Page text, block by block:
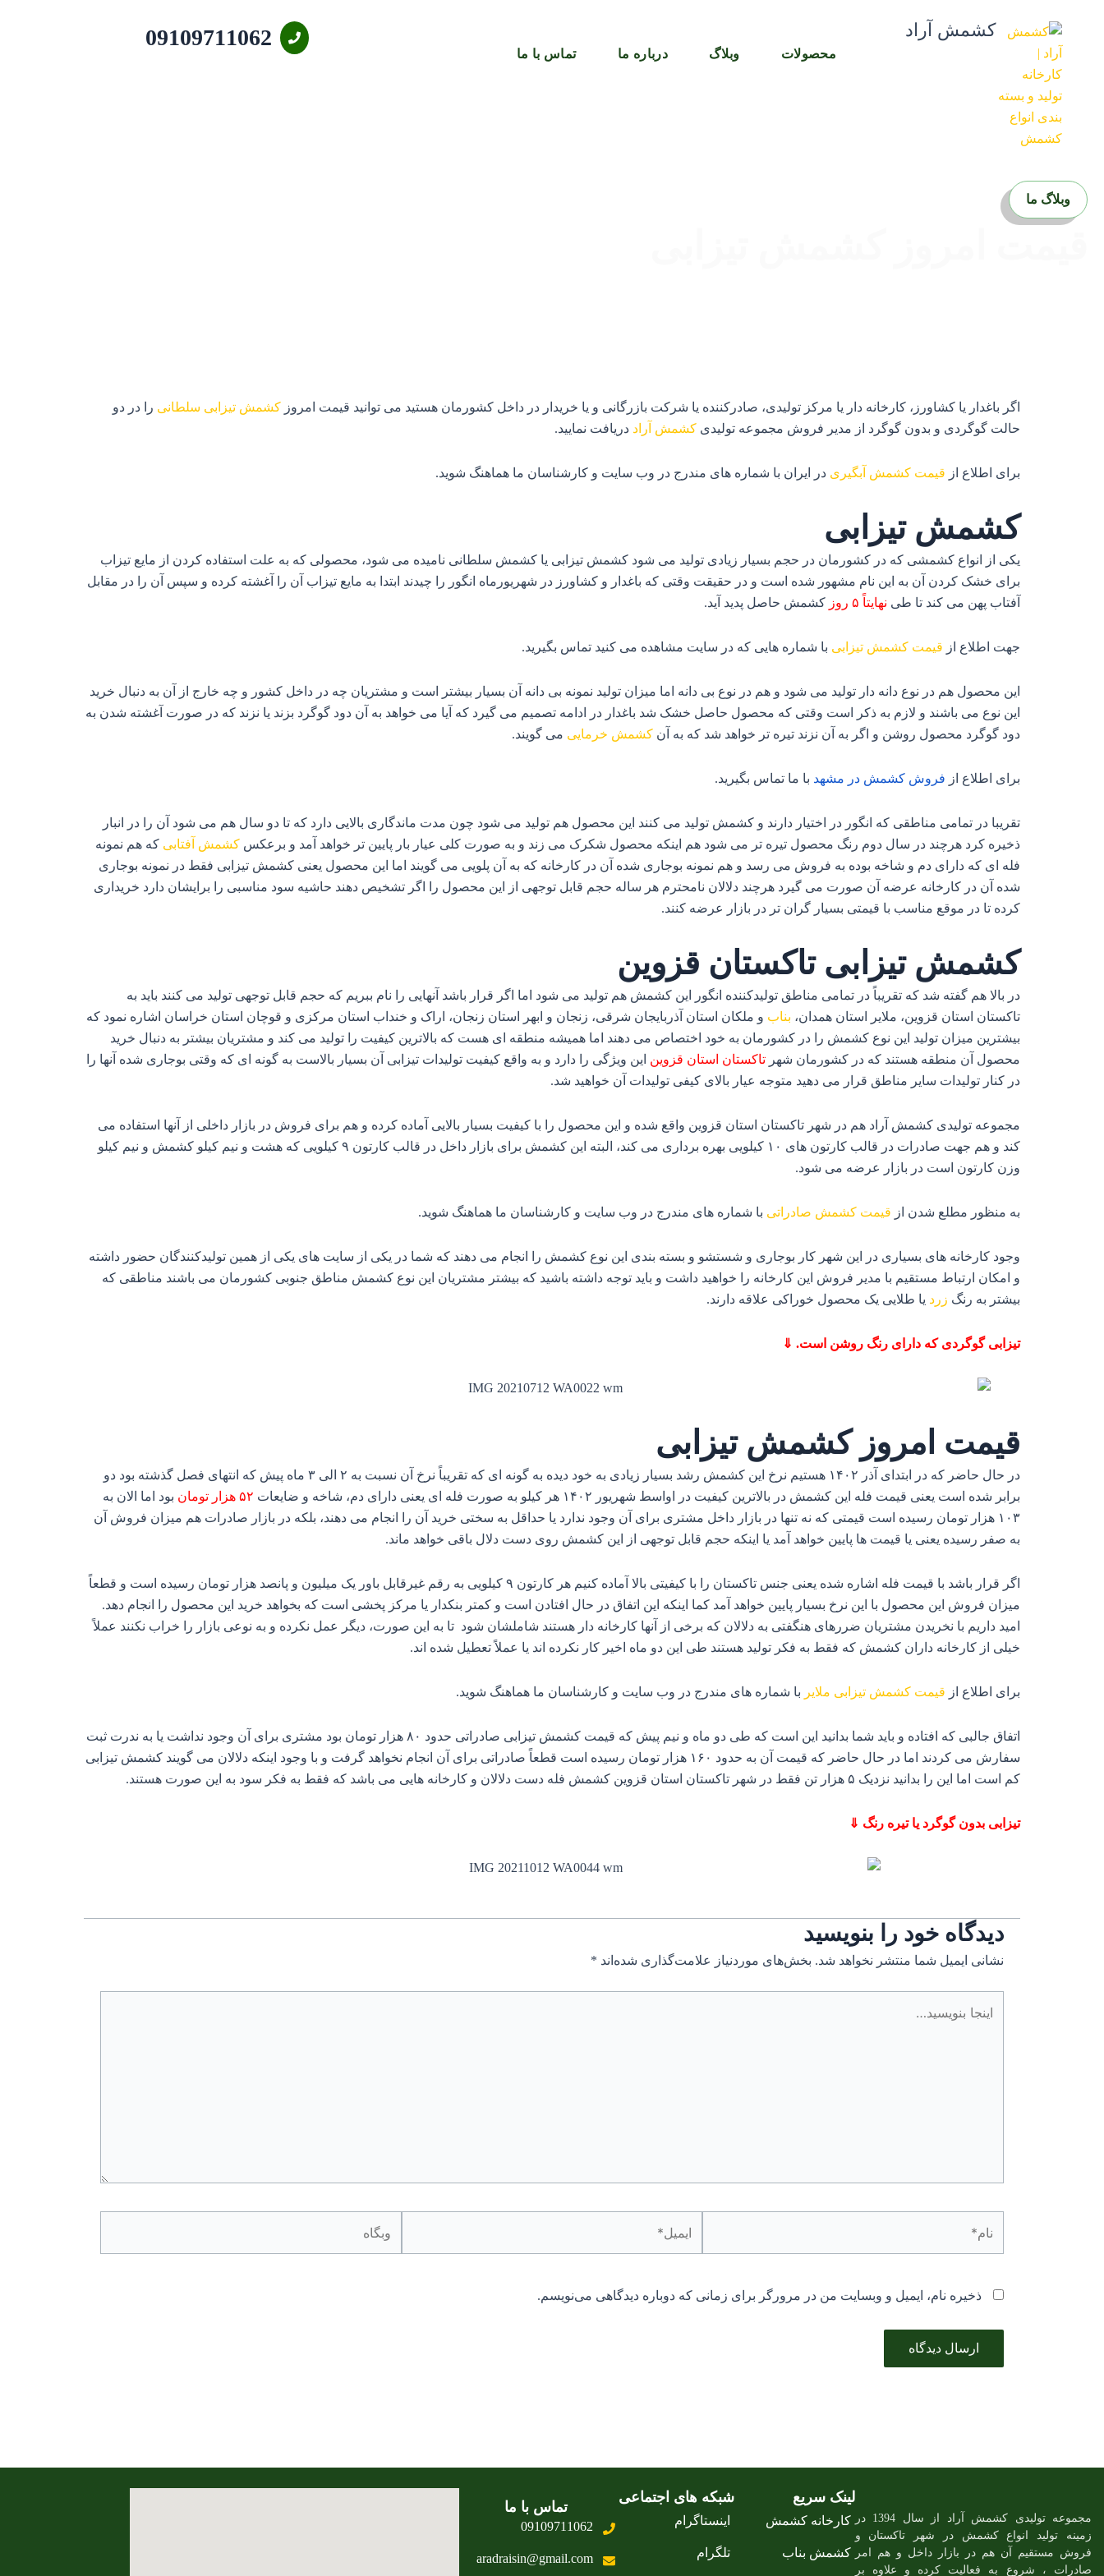
کشمش آراد
محصولات وبلاگ درباره ما تماس با ما
09109711062
وبلاگ ما
اگر باغدار یا کشاورز، کارخانه‌ دار یا مرکز تولیدی، صادرکننده یا شرکت بازرگانی و یا خریدار در داخل کشورمان هستید می‌ توانید قیمت امروز کشمش تیزابی سلطانی را در دو
حالت گوگردی و بدون گوگرد از مدیر فروش مجموعه تولیدی کشمش آراد دریافت نمایید.
برای اطلاع از قیمت کشمش آبگیری در ایران با شماره های مندرج در وب سایت و کارشناسان ما هماهنگ شوید.
کشمش تیزابی
یکی از انواع کشمشی که در کشورمان در حجم بسیار زیادی تولید می‌ شود کشمش تیزابی یا کشمش سلطانی نامیده می‌ شود، محصولی که به علت استفاده کردن از مایع تیزاب
برای خشک کردن آن به این نام مشهور شده است و در حقیقت وقتی که باغدار و کشاورز در شهریورماه انگور را چیدند ابتدا به مایع تیزاب آن را آغشته کرده و سپس آن را در مقابل
آفتاب پهن می‌ کند تا طی نهایتاً ۵ روز کشمش حاصل پدید آید.
جهت اطلاع از قیمت کشمش تیزابی با شماره هایی که در سایت مشاهده می کنید تماس بگیرید.
این محصول هم در نوع دانه‌ دار تولید می‌ شود و هم در نوع بی دانه اما میزان تولید نمونه بی دانه آن بسیار بیشتر است و مشتریان چه در داخل کشور و چه خارج از آن به دنبال خرید
این نوع می‌ باشند و لازم به ذکر است وقتی که محصول حاصل خشک شد باغدار در ادامه تصمیم می‌ گیرد که آیا می‌ خواهد به آن دود گوگرد بزند یا نزند که در صورت آغشته شدن به
دود گوگرد محصول روشن و اگر به آن نزند تیره‌ تر خواهد شد که به آن کشمش خرمایی می‌ گویند.
برای اطلاع از فروش کشمش در مشهد با ما تماس بگیرید.
تقریبا در تمامی مناطقی که انگور در اختیار دارند و کشمش تولید می‌ کنند این محصول هم تولید می‌ شود چون مدت ماندگاری بالایی دارد که تا دو سال هم می‌ شود آن را در انبار
ذخیره کرد هرچند در سال دوم رنگ محصول تیره‌ تر می‌ شود هم اینکه محصول شکرک می‌ زند و به صورت کلی عیار بار پایین‌ تر خواهد آمد و برعکس کشمش آفتابی که هم نمونه
فله‌ ای که دارای دم و شاخه بوده به فروش می‌ رسد و هم نمونه بوجاری شده آن در کارخانه که به آن پلویی می‌ گویند اما این محصول یعنی کشمش تیزابی فقط در نمونه بوجاری
شده آن در کارخانه عرضه آن صورت می‌ گیرد هرچند دلالان نامحترم هر ساله حجم قابل توجهی از این محصول را اگر تشخیص دهند حاشیه سود مناسبی را برایشان دارد خریداری
کرده تا در موقع مناسب با قیمتی بسیار گران‌ تر در بازار عرضه کنند.
کشمش تیزابی تاکستان قزوین
در بالا هم گفته شد که تقریباً در تمامی مناطق تولیدکننده انگور این کشمش هم تولید می‌ شود اما اگر قرار باشد آنهایی را نام ببریم که حجم قابل توجهی تولید می‌ کنند باید به
تاکستان استان قزوین، ملایر استان همدان، بناب و ملکان استان آذربایجان شرقی، زنجان و ابهر استان زنجان، اراک و خنداب استان مرکزی و قوچان استان خراسان اشاره نمود که
بیشترین میزان تولید این نوع کشمش را در کشورمان به خود اختصاص می‌ دهند اما همیشه منطقه‌ ای هست که بالاترین کیفیت را تولید می‌ کند و مشتریان بیشتر به دنبال خرید
محصول آن منطقه هستند که در کشورمان شهر تاکستان استان قزوین این ویژگی را دارد و به واقع کیفیت تولیدات تیزابی آن بسیار بالاست به گونه‌ ای که وقتی بوجاری شده آنها را
در کنار تولیدات سایر مناطق قرار می‌ دهید متوجه عیار بالای کیفی تولیدات آن خواهید شد.
مجموعه تولیدی کشمش آراد هم در شهر تاکستان استان قزوین واقع شده و این محصول را با کیفیت بسیار بالایی آماده کرده و هم برای فروش در بازار داخلی از آنها استفاده می‌
کند و هم جهت صادرات در قالب کارتون‌ های ۱۰ کیلویی بهره‌ برداری می‌ کند، البته این کشمش برای بازار داخل در قالب کارتون ۹ کیلویی که هشت و نیم کیلو کشمش و نیم کیلو
وزن کارتون است در بازار عرضه می‌ شود.
به منظور مطلع شدن از قیمت کشمش صادراتی با شماره های مندرج در وب سایت و کارشناسان ما هماهنگ شوید.
وجود کارخانه‌ های بسیاری در این شهر کار بوجاری و شستشو و بسته‌ بندی این نوع کشمش را انجام می‌ دهند که شما در یکی از سایت‌ های یکی از همین تولیدکنندگان حضور داشته
و امکان ارتباط مستقیم با مدیر فروش این کارخانه را خواهید داشت و باید توجه داشته باشید که بیشتر مشتریان این نوع کشمش مناطق جنوبی کشورمان می‌ باشند مناطقی که
بیشتر به رنگ زرد یا طلایی یک محصول خوراکی علاقه دارند.
تیزابی گوگردی که دارای رنگ روشن است. ⇓
قیمت امروز کشمش تیزابی
در حال حاضر که در ابتدای آذر ۱۴۰۲ هستیم نرخ این کشمش رشد بسیار زیادی به خود دیده به گونه‌ ای که تقریباً نرخ آن نسبت به ۲ الی ۳ ماه پیش که انتهای فصل گذشته بود دو
برابر شده است یعنی قیمت فله این کشمش در بالاترین کیفیت در اواسط شهریور ۱۴۰۲ هر کیلو به صورت فله‌ ای یعنی دارای دم، شاخه و ضایعات
۵۲ هزار تومان
بود اما الان به
۱۰۳ هزار تومان رسیده است قیمتی که نه تنها در بازار داخل مشتری برای آن وجود ندارد یا حداقل به سختی خرید آن را انجام می دهند، بلکه در بازار صادرات هم میزان فروش آن
به صفر رسیده یعنی یا قیمت‌ ها پایین خواهد آمد یا اینکه حجم قابل توجهی از این کشمش روی دست دلال باقی خواهد ماند.
اگر قرار باشد با قیمت فله اشاره شده یعنی جنس تاکستان را با کیفیتی بالا آماده کنیم هر کارتون ۹ کیلویی به رقم غیرقابل باور یک میلیون و پانصد هزار تومان رسیده است و قطعاً
میزان فروش این محصول با این نرخ بسیار پایین خواهد آمد کما اینکه این اتفاق در حال افتادن است و کمتر بنکدار یا مرکز پخشی است که بخواهد خرید این محصول را انجام دهد.
امید داریم با نخریدن مشتریان ضررهای هنگفتی به دلالان که برخی از آنها کارخانه‌ دار هستند شاملشان شود تا به این صورت، دیگر عمل نکرده و به نوعی بازار را خراب نکنند عملاً
خیلی از کارخانه داران کشمش که فقط به فکر تولید هستند طی این دو ماه اخیر کار نکرده اند یا عملاً تعطیل شده اند.
برای اطلاع از قیمت کشمش تیزابی ملایر با شماره های مندرج در وب سایت و کارشناسان ما هماهنگ شوید.
اتفاق جالبی که افتاده و باید شما بدانید این است که طی دو ماه و نیم پیش که قیمت کشمش تیزابی صادراتی حدود ۸۰ هزار تومان بود مشتری برای آن وجود نداشت یا به ندرت ثبت
سفارش می‌ کردند اما در حال حاضر که قیمت آن به حدود ۱۶۰ هزار تومان رسیده است قطعاً صادراتی برای آن انجام نخواهد گرفت و با وجود اینکه دلالان می‌ گویند کشمش تیزابی
کم است اما این را بدانید نزدیک ۵ هزار تن فقط در شهر تاکستان استان قزوین کشمش فله دست دلالان و کارخانه‌ هایی می‌ باشد که فقط به فکر سود به این صورت هستند.
تیزابی بدون گوگرد یا تیره رنگ ⇓
دیدگاه‌ خود را بنویسید
نشانی ایمیل شما منتشر نخواهد شد. بخش‌های موردنیاز علامت‌گذاری شده‌اند *
بنویسید…
ذخیره نام، ایمیل و وبسایت من در مرورگر برای زمانی که دوباره دیدگاهی می‌نویسم.
مجموعه تولیدی کشمش آراد از سال 1394 در
زمینه تولید انواع کشمش در شهر تاکستان و
فروش مستقیم آن هم در بازار داخل و هم امر
صادرات ، شروع به فعالیت کرده و علاوه بر
لینک سریع
کارخانه کشمش
کشمش بناب
شبکه های اجتماعی
اینستاگرام
تلگرام
تماس با ما
09109711062
aradraisin@gmail.com